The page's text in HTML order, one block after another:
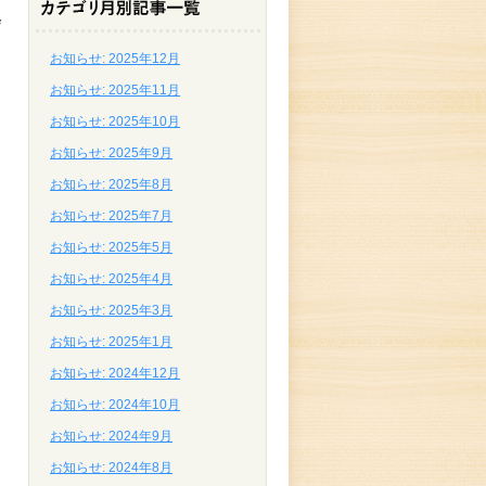
お知らせ: 2025年12月
お知らせ: 2025年11月
お知らせ: 2025年10月
お知らせ: 2025年9月
お知らせ: 2025年8月
お知らせ: 2025年7月
お知らせ: 2025年5月
お知らせ: 2025年4月
お知らせ: 2025年3月
お知らせ: 2025年1月
お知らせ: 2024年12月
お知らせ: 2024年10月
お知らせ: 2024年9月
お知らせ: 2024年8月